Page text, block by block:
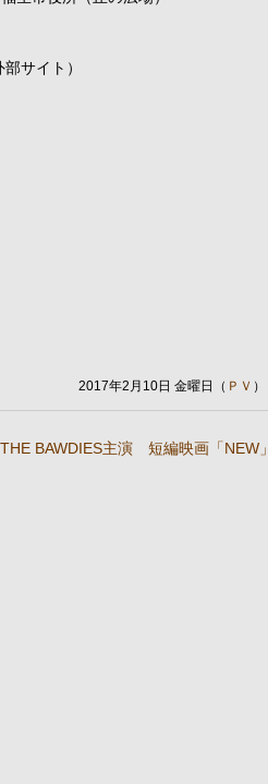
サイト）
2017年2月10日 金曜日（ ＰＶ ）
THE BAWDIES主演 短編映画「NEW」